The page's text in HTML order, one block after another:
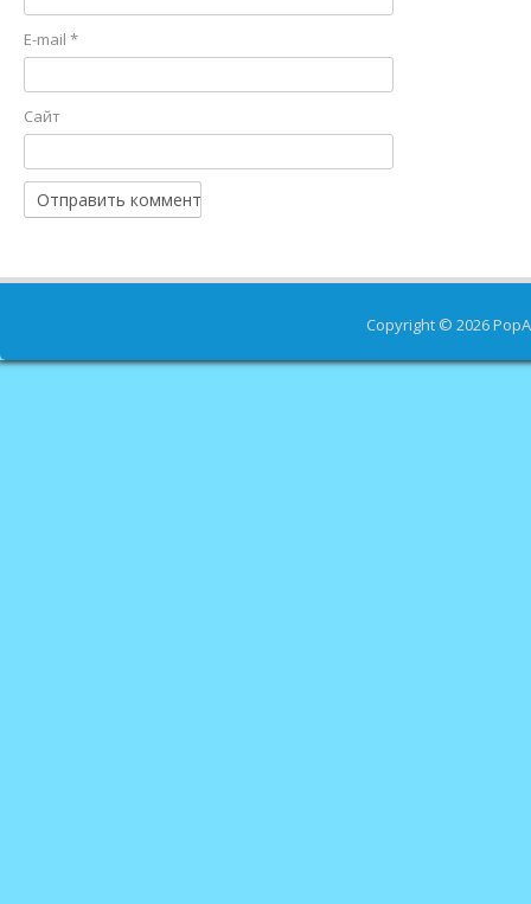
E-mail *
Сайт
Copyright © 2026